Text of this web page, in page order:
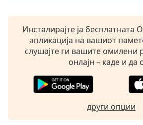
subtitles
settings
opens
subtitles
settings
subtitles
Audio
Инсталирајте ја бесплатната
апликација на вашиот
слушајте ги вашите омилени
онлајн – каде и да
други опции